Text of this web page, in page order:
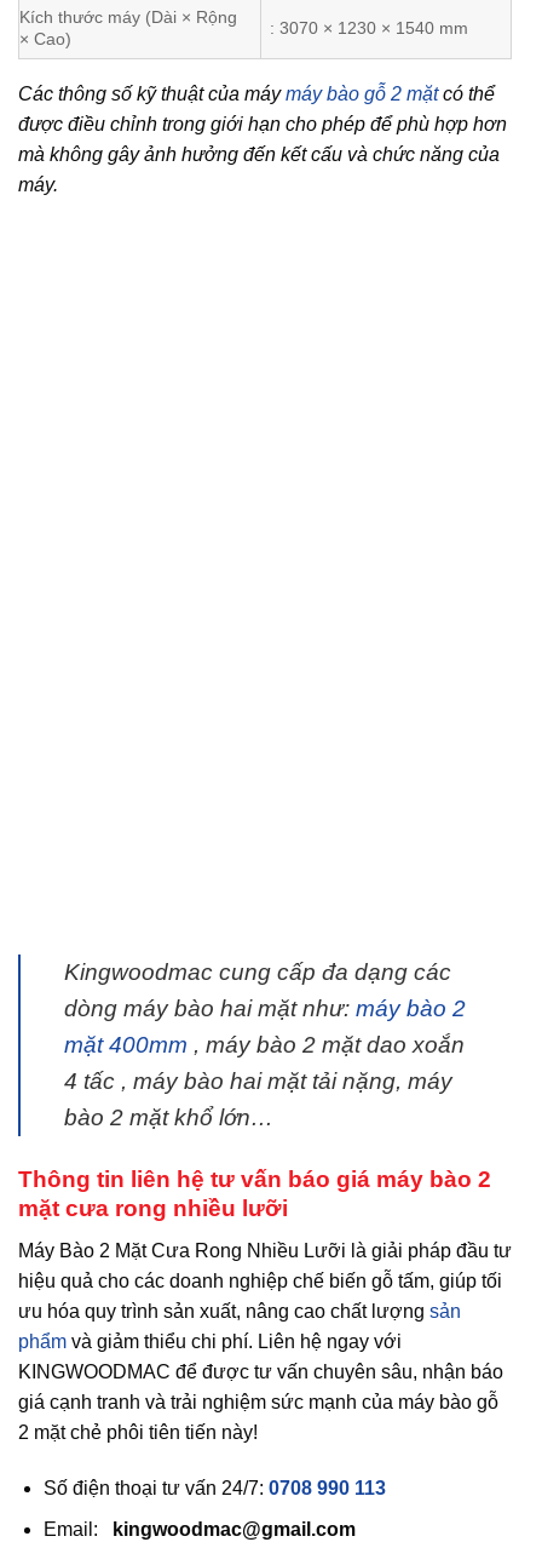
Kích thước máy (Dài × Rộng
× Cao)
: 3070 × 1230 × 1540 mm
Các thông số kỹ thuật của máymáy bào gỗ 2 mặtcó thể
được điều chỉnh trong giới hạn cho phép để phù hợp hơn
mà không gây ảnh hưởng đến kết cấu và chức năng của
máy.
Kingwoodmac cung cấp đa dạng các
dòng máy bào hai mặt như: máy bào 2
mặt 400mm , máy bào 2 mặt dao xoắn
4 tấc , máy bào hai mặt tải nặng, máy
bào 2 mặt khổ lớn…
Thông tin liên hệ tư vấn báo giá máy bào 2
mặt cưa rong nhiều lưỡi
Máy Bào 2 Mặt Cưa Rong Nhiều Lưỡi là giải pháp đầu tư
hiệu quả cho các doanh nghiệp chế biến gỗ tấm, giúp tối
ưu hóa quy trình sản xuất, nâng cao chất lượng sản
phẩm và giảm thiểu chi phí. Liên hệ ngay với
KINGWOODMAC để được tư vấn chuyên sâu, nhận báo
giá cạnh tranh và trải nghiệm sức mạnh của máy bào gỗ
2 mặt chẻ phôi tiên tiến này!
Số điện thoại tư vấn 24/7: 0708 990 113
Email: kingwoodmac@gmail.com